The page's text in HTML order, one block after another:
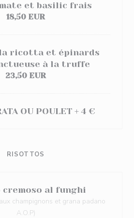
et basilic frais
18,50 EUR
ricotta et épinards
à la truffe
23,50 EUR
OU POULET + 4 €
RISOTTOS
al funghi
champignons et grana padano
A.O.P)